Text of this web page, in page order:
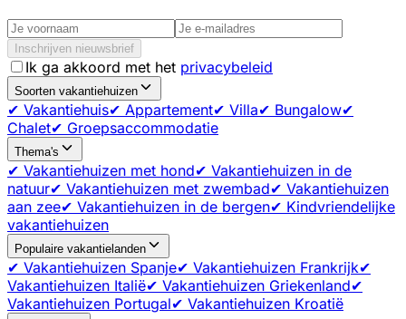
Inschrijven nieuwsbrief
Ik ga akkoord met het privacybeleid
Soorten vakantiehuizen
✔ Vakantiehuis✔ Appartement✔ Villa✔ Bungalow✔
Chalet✔ Groepsaccommodatie
Thema's
✔ Vakantiehuizen met hond✔ Vakantiehuizen in de
natuur✔ Vakantiehuizen met zwembad✔ Vakantiehuizen
aan zee✔ Vakantiehuizen in de bergen✔ Kindvriendelijke
vakantiehuizen
Populaire vakantielanden
✔ Vakantiehuizen Spanje✔ Vakantiehuizen Frankrijk✔
Vakantiehuizen Italië✔ Vakantiehuizen Griekenland✔
Vakantiehuizen Portugal✔ Vakantiehuizen Kroatië